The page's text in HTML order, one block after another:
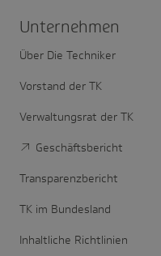
Unter­nehmen
Über Die Techniker
Vorstand der TK
Verwaltungsrat der TK
Geschäftsbericht
Transparenzbericht
TK im Bundesland
Inhaltliche Richtlinien